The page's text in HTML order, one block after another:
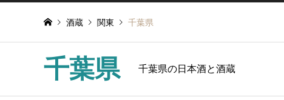
酒蔵 関東 千葉県
千葉県 千葉県の日本酒と酒蔵